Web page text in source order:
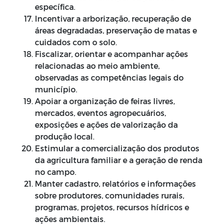
específica.
Incentivar a arborização, recuperação de
áreas degradadas, preservação de matas e
cuidados com o solo.
Fiscalizar, orientar e acompanhar ações
relacionadas ao meio ambiente,
observadas as competências legais do
município.
Apoiar a organização de feiras livres,
mercados, eventos agropecuários,
exposições e ações de valorização da
produção local.
Estimular a comercialização dos produtos
da agricultura familiar e a geração de renda
no campo.
Manter cadastro, relatórios e informações
sobre produtores, comunidades rurais,
programas, projetos, recursos hídricos e
ações ambientais.